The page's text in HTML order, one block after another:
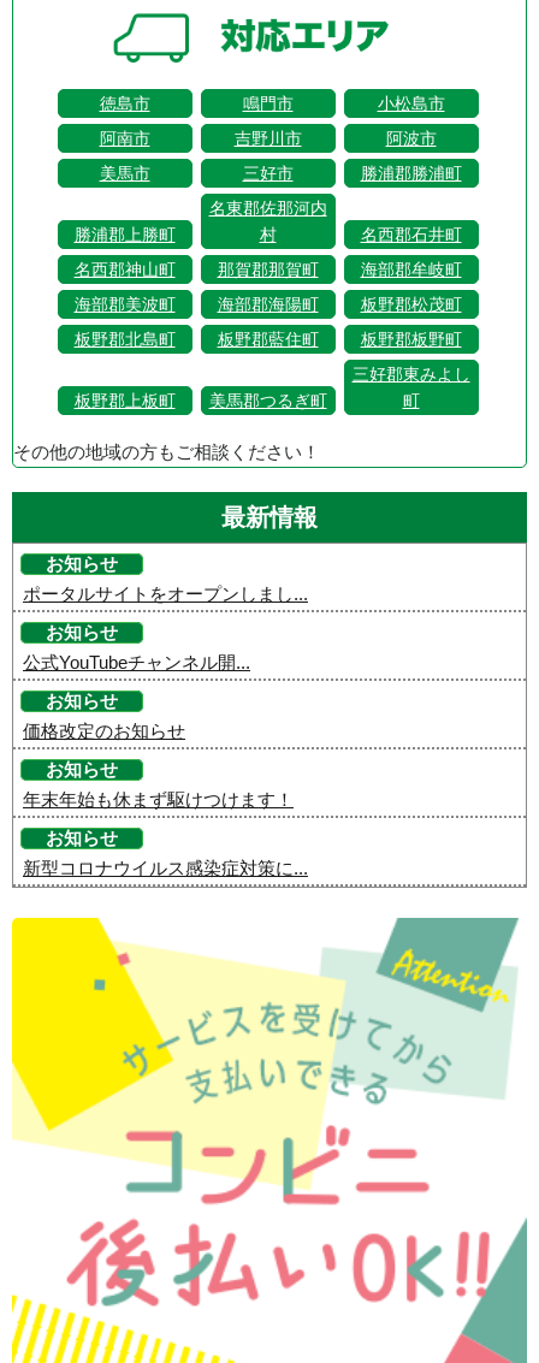
徳島市 鳴門市
小松島市
阿南市
吉野川市
阿波市
美馬市
三好市 勝浦郡勝浦町
勝浦郡上勝町
名東郡佐那河内
村
名西郡石井町
名西郡神山町
那賀郡那賀町
海部郡牟岐町
海部郡美波町
海部郡海陽町
板野郡松茂町
板野郡北島町
板野郡藍住町 板野郡板野町
板野郡上板町 美馬郡つるぎ町
三好郡東みよし
町
その他の地域の方もご相談ください！
最新情報
お知らせ
ポータルサイトをオープンしまし...
お知らせ
公式YouTubeチャンネル開...
お知らせ
価格改定のお知らせ
お知らせ
年末年始も休まず駆けつけます！
お知らせ
新型コロナウイルス感染症対策に...